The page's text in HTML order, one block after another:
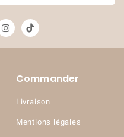
Commander
Livraison
Mentions légales